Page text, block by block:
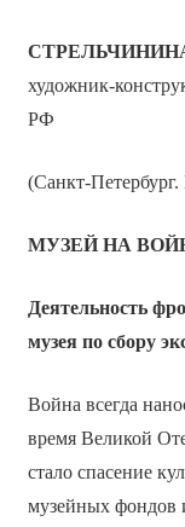
СТРЕЛЬЧИНИНА
художник-
РФ
(Санкт-
МУЗЕЙ НА
Деятельность
музея по сбору
Война всегда
время Великой
стало спасение
музейных фондов